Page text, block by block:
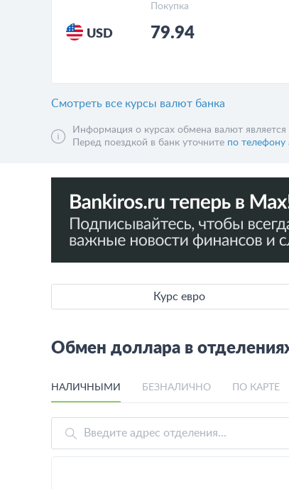
Покупка
USD 79.94
Смотреть все курсы валют банка
Информация о курсах обмена валют
Перед поездкой в банк уточните по телефону
Курс евро
Обмен доллара в
НАЛИЧНЫМИ БЕЗНАЛИЧНО ПО КАРТЕ